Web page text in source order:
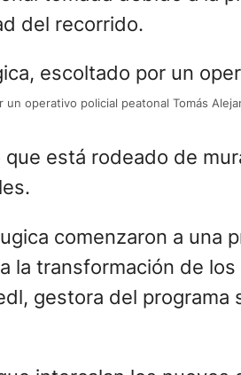
comenzaron a una
transformación de los
que aún no han sido